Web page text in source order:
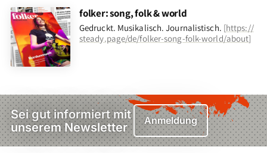
folker: song, folk & world
Gedruckt. Musikalisch. Journalistisch. [https://
steady.page/de/folker-song-folk-world/about]
Sei gut informiert mit
unserem Newsletter
Anmeldung